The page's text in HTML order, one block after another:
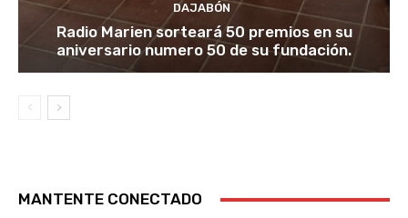
DAJABÓN
Radio Marien sorteará 50 premios en su
aniversario numero 50 de su fundación.
MANTENTE CONECTADO